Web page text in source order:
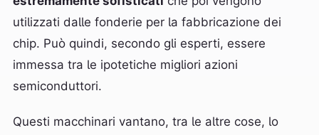
utilizzati dalle fonderie per la fabbricazione dei
chip. Può quindi, secondo gli esperti, essere
immessa tra le ipotetiche migliori azioni
semiconduttori.
Questi macchinari vantano, tra le altre cose, lo